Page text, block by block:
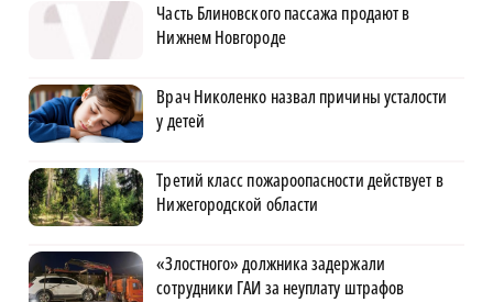
Часть Блиновского пассажа продают в
Нижнем Новгороде
Врач Николенко назвал причины усталости
у детей
Третий класс пожароопасности действует в
Нижегородской области
«Злостного» должника задержали
сотрудники ГАИ за неуплату штрафов